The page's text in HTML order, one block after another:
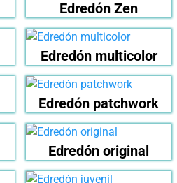
Edredón Zen
Edredón multicolor
Edredón patchwork
Edredón original